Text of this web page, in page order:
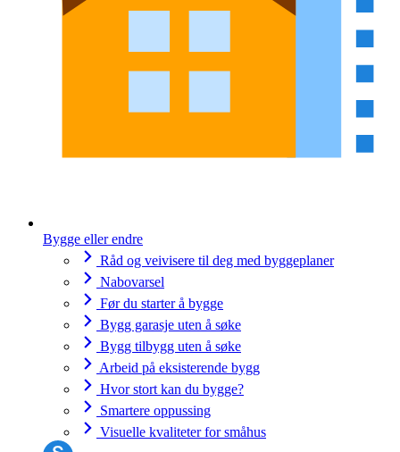
Bygge eller endre
Råd og veivisere til deg med byggeplaner
Nabovarsel
Før du starter å bygge
Bygg garasje uten å søke
Bygg tilbygg uten å søke
Arbeid på eksisterende bygg
Hvor stort kan du bygge?
Smartere oppussing
Visuelle kvaliteter for småhus